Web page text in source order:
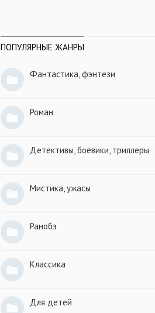
ПОПУЛЯРНЫЕ ЖАНРЫ
Фантастика, фэнтези
Роман
Детективы, боевики, триллеры
Мистика, ужасы
Ранобэ
Классика
Для детей